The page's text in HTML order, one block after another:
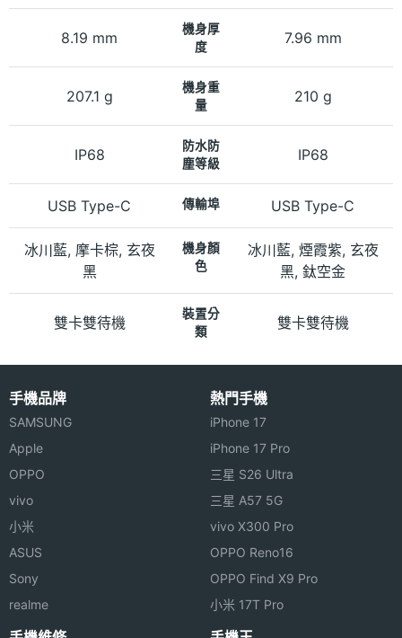
8.19 mm
機身厚
度
7.96 mm
207.1 g
機身重
量
210 g
IP68
防水防
塵等級
IP68
USB Type-C 傳輸埠 USB Type-C
冰川藍, 摩卡棕, 玄夜
黑
機身顏
色
冰川藍, 煙霞紫, 玄夜
黑, 鈦空金
雙卡雙待機
裝置分
類
雙卡雙待機
手機品牌
SAMSUNG
Apple
OPPO
vivo
小米
ASUS
Sony
realme
熱門手機
iPhone 17
iPhone 17 Pro
三星 S26 Ultra
三星 A57 5G
vivo X300 Pro
OPPO Reno16
OPPO Find X9 Pro
小米 17T Pro